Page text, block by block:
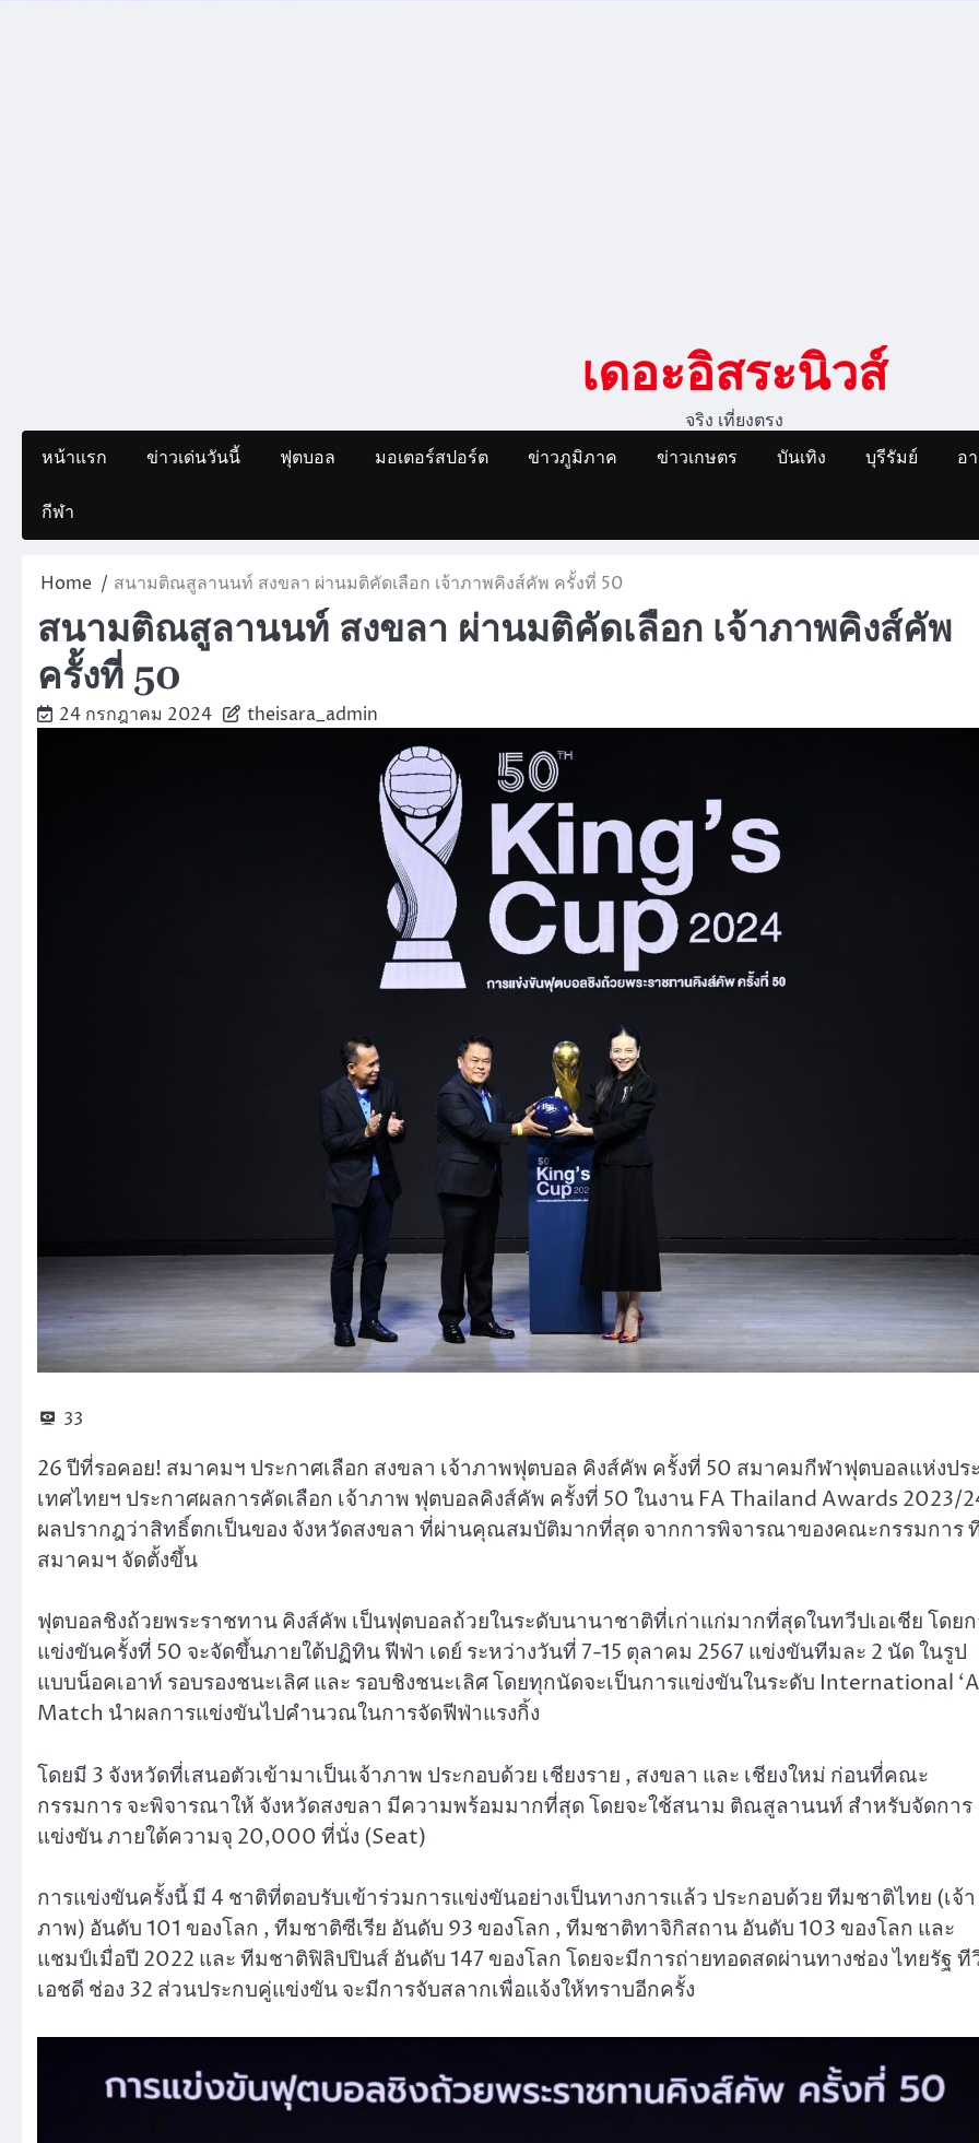
เดอะอิสระนิวส์
จริง เที่ยงตรง
หน้าแรก ข่าวเด่นวันนี้ ฟุตบอล มอเตอร์สปอร์ต ข่าวภูมิภาค ข่าวเกษตร บันเทิง บุรีรัมย์ อ
กีฬา
Home สนามติณสูลานนท์ สงขลา ผ่านมติคัดเลือก เจ้าภาพคิงส์คัพ ครั้งที่ 50
สนามติณสูลานนท์ สงขลา ผ่านมติคัดเลือก เจ้าภาพคิงส์คัพ
ครั้งที่ 50
24 กรกฎาคม 2024 theisara_admin
33
26 ปีที่รอคอย! สมาคมฯ ประกาศเลือก สงขลา เจ้าภาพฟุตบอล คิงส์คัพ ครั้งที่ 50 สมาคมกีฬาฟุตบอลแห่งปร
เทศไทยฯ ประกาศผลการคัดเลือก เจ้าภาพ ฟุตบอลคิงส์คัพ ครั้งที่ 50 ในงาน FA Thailand Awards 2023/
ผลปรากฎว่าสิทธิ์ตกเป็นของ จังหวัดสงขลา ที่ผ่านคุณสมบัติมากที่สุด จากการพิจารณาของคณะกรรมการ
สมาคมฯ จัดตั้งขึ้น
ฟุตบอลชิงถ้วยพระราชทาน คิงส์คัพ เป็นฟุตบอลถ้วยในระดับนานาชาติที่เก่าแก่มากที่สุดในทวีปเอเชีย โดย
แข่งขันครั้งที่ 50 จะจัดขึ้นภายใต้ปฏิทิน ฟีฟ่า เดย์ ระหว่างวันที่ 7-15 ตุลาคม 2567 แข่งขันทีมละ 2 นัด ในรูป
แบบน็อคเอาท์ รอบรองชนะเลิศ และ รอบชิงชนะเลิศ โดยทุกนัดจะเป็นการแข่งขันในระดับ International
Match นำผลการแข่งขันไปคำนวณในการจัดฟีฟ่าแรงกิ้ง
โดยมี 3 จังหวัดที่เสนอตัวเข้ามาเป็นเจ้าภาพ ประกอบด้วย เชียงราย , สงขลา และ เชียงใหม่ ก่อนที่คณะ
กรรมการ จะพิจารณาให้ จังหวัดสงขลา มีความพร้อมมากที่สุด โดยจะใช้สนาม ติณสูลานนท์ สำหรับจัดการ
แข่งขัน ภายใต้ความจุ 20,000 ที่นั่ง (Seat)
การแข่งขันครั้งนี้ มี 4 ชาติที่ตอบรับเข้าร่วมการแข่งขันอย่างเป็นทางการแล้ว ประกอบด้วย ทีมชาติไทย (เจ้า
ภาพ) อันดับ 101 ของโลก , ทีมชาติซีเรีย อันดับ 93 ของโลก , ทีมชาติทาจิกิสถาน อันดับ 103 ของโลก และ
แชมป์เมื่อปี 2022 และ ทีมชาติฟิลิปปินส์ อันดับ 147 ของโลก โดยจะมีการถ่ายทอดสดผ่านทางช่อง ไทยรัฐ ที
เอชดี ช่อง 32 ส่วนประกบคู่แข่งขัน จะมีการจับสลากเพื่อแจ้งให้ทราบอีกครั้ง